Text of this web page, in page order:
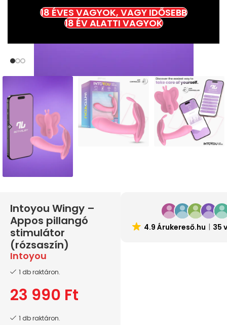
18 ÉVES VAGYOK, VAGY IDŐSEBB
18 ÉV ALATTI VAGYOK
Intoyou Wingy –
Appos pillangó
stimulátor
(rózsaszín)
Intoyou
1 db raktáron.
23 990 Ft
1 db raktáron.
4.9 Árukereső.hu 35